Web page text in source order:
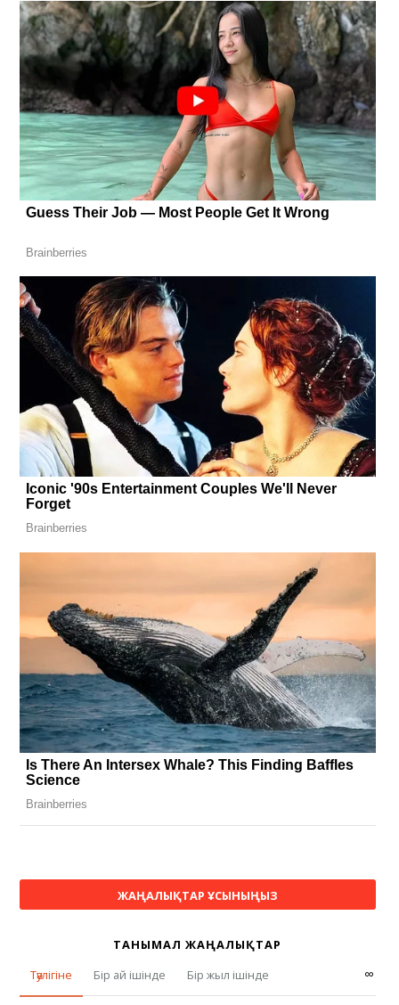
ЖАҢАЛЫҚТАР ҰСЫНЫҢЫЗ
ТАНЫМАЛ ЖАҢАЛЫҚТАР
Тәулігіне
Бір ай ішінде Бір жыл ішінде ∞